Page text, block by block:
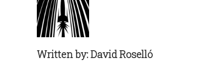
Written by:David Roselló